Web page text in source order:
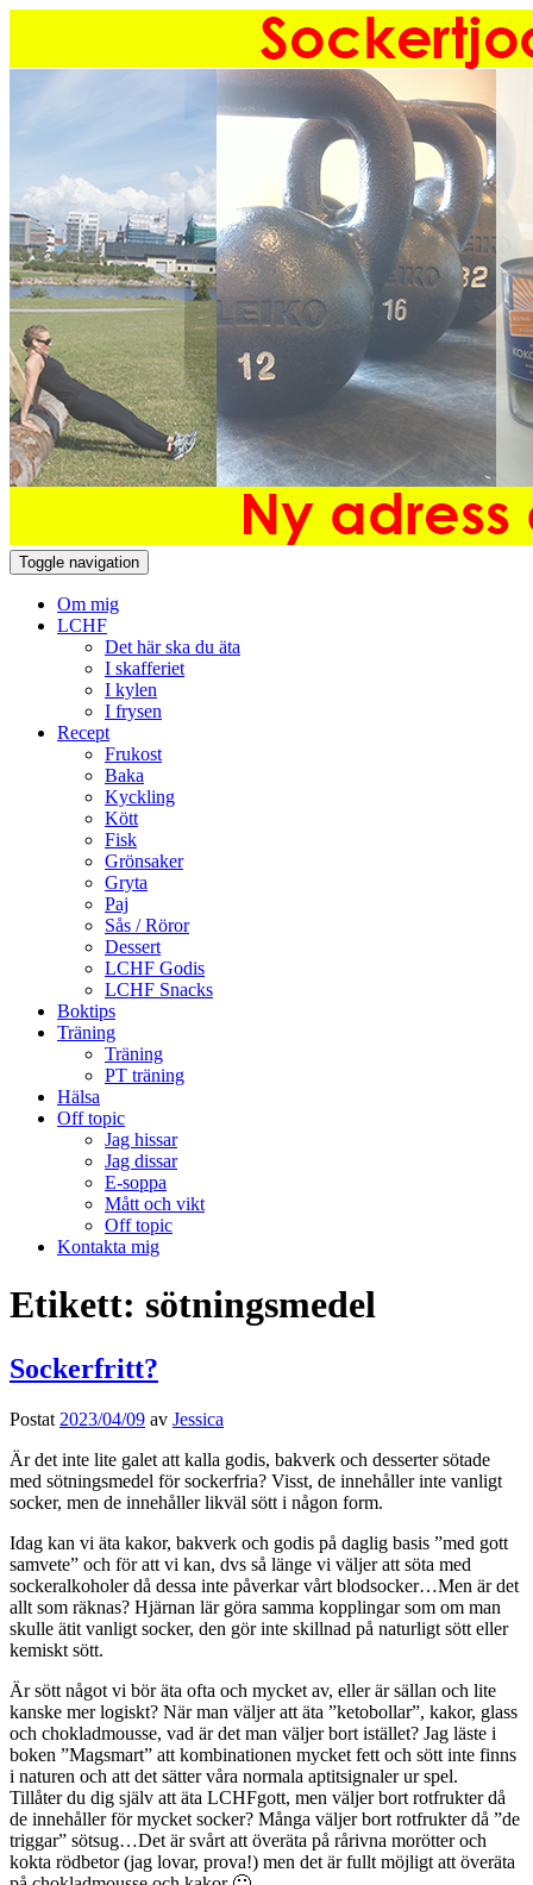
Toggle navigation
Om mig
LCHF
Det här ska du äta
I skafferiet
I kylen
I frysen
Recept
Frukost
Baka
Kyckling
Kött
Fisk
Grönsaker
Gryta
Paj
Sås / Röror
Dessert
LCHF Godis
LCHF Snacks
Boktips
Träning
Träning
PT träning
Hälsa
Off topic
Jag hissar
Jag dissar
E-soppa
Mått och vikt
Off topic
Kontakta mig
Etikett: sötningsmedel
Sockerfritt?
Postat 2023/04/09 av Jessica
Är det inte lite galet att kalla godis, bakverk och desserter sötade
med sötningsmedel för sockerfria? Visst, de innehåller inte vanligt
socker, men de innehåller likväl sött i någon form.
Idag kan vi äta kakor, bakverk och godis på daglig basis ”med gott
samvete” och för att vi kan, dvs så länge vi väljer att söta med
sockeralkoholer då dessa inte påverkar vårt blodsocker…Men är det
allt som räknas? Hjärnan lär göra samma kopplingar som om man
skulle ätit vanligt socker, den gör inte skillnad på naturligt sött eller
kemiskt sött.
Är sött något vi bör äta ofta och mycket av, eller är sällan och lite
kanske mer logiskt? När man väljer att äta ”ketobollar”, kakor, glass
och chokladmousse, vad är det man väljer bort istället? Jag läste i
boken ”Magsmart” att kombinationen mycket fett och sött inte finns
i naturen och att det sätter våra normala aptitsignaler ur spel.
Tillåter du dig själv att äta LCHFgott, men väljer bort rotfrukter då
de innehåller för mycket socker? Många väljer bort rotfrukter då ”de
triggar” sötsug…Det är svårt att överäta på rårivna morötter och
kokta rödbetor (jag lovar, prova!) men det är fullt möjligt att överäta